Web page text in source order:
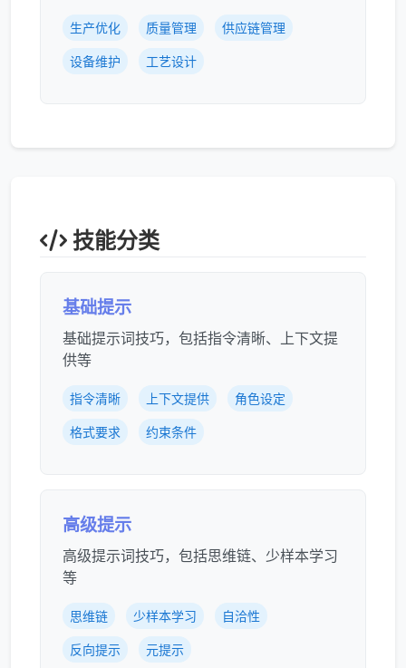
生产优化 质量管理
供应链管理
设备维护
工艺设计
技能分类
基础提示
基础提示词技巧，包括指令清晰、上下文提
供等
指令清晰 上下文提供
角色设定
格式要求
约束条件
高级提示
高级提示词技巧，包括思维链、少样本学习
等
思维链 少样本学习
自洽性
反向提示
元提示